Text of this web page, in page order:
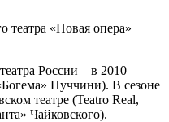
театра «Новая опера»
России – в 2010
Пуччини). В сезоне
театре (Teatro Real,
Чайковского).